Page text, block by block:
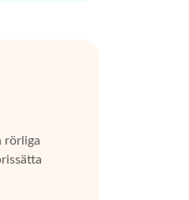
rörliga